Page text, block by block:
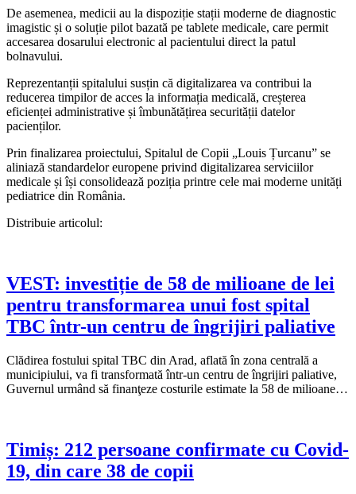
De asemenea, medicii au la dispoziție stații moderne de diagnostic
imagistic și o soluție pilot bazată pe tablete medicale, care permit
accesarea dosarului electronic al pacientului direct la patul
bolnavului.
Reprezentanții spitalului susțin că digitalizarea va contribui la
reducerea timpilor de acces la informația medicală, creșterea
eficienței administrative și îmbunătățirea securității datelor
pacienților.
Prin finalizarea proiectului, Spitalul de Copii „Louis Țurcanu” se
aliniază standardelor europene privind digitalizarea serviciilor
medicale și își consolidează poziția printre cele mai moderne unități
pediatrice din România.
Distribuie articolul:
VEST: investiție de 58 de milioane de lei
pentru transformarea unui fost spital
TBC într-un centru de îngrijiri paliative
Clădirea fostului spital TBC din Arad, aflată în zona centrală a
municipiului, va fi transformată într-un centru de îngrijiri paliative,
Guvernul urmând să finanţeze costurile estimate la 58 de milioane…
Timiș: 212 persoane confirmate cu Covid-
19, din care 38 de copii